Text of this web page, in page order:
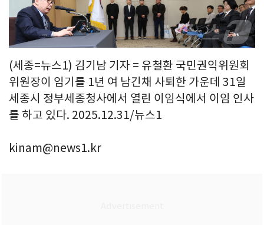
(세종=뉴스1) 김기남 기자 = 유철환 국민권익위원회
위원장이 임기를 1년 여 남긴채 사퇴한 가운데 31일
세종시 정부세종청사에서 열린 이임식에서 이임 인사
를 하고 있다. 2025.12.31/뉴스1
kinam@news1.kr